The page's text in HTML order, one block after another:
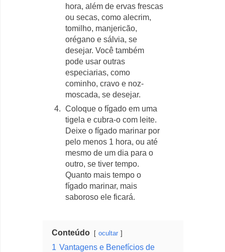
hora, além de ervas frescas
ou secas, como alecrim,
tomilho, manjericão,
orégano e sálvia, se
desejar. Você também
pode usar outras
especiarias, como
cominho, cravo e noz-
moscada, se desejar.
Coloque o fígado em uma
tigela e cubra-o com leite.
Deixe o fígado marinar por
pelo menos 1 hora, ou até
mesmo de um dia para o
outro, se tiver tempo.
Quanto mais tempo o
fígado marinar, mais
saboroso ele ficará.
Conteúdo ocultar
1 Vantagens e Benefícios de